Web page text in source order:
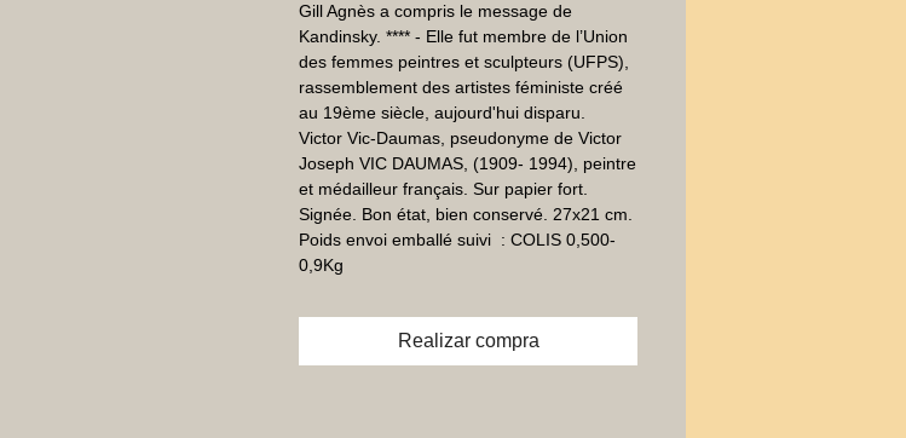
Gill Agnès a compris le message de
Kandinsky. **** - Elle fut membre de l’Union
des femmes peintres et sculpteurs (UFPS),
rassemblement des artistes féministe créé
au 19ème siècle, aujourd'hui disparu.
Victor Vic-Daumas, pseudonyme de Victor
Joseph VIC DAUMAS, (1909- 1994), peintre
et médailleur français. Sur papier fort.
Signée. Bon état, bien conservé. 27x21 cm.
Poids envoi emballé suivi  : COLIS 0,500-
0,9Kg
Realizar compra